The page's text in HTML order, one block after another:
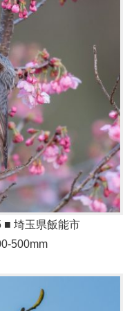
■ 埼玉県飯能市
500mm